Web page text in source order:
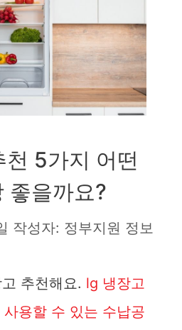
5가지 어떤
좋을까요?
작성자: 정부지원 정보
추천해요. lg 냉장고
용할 수 있는 수납공